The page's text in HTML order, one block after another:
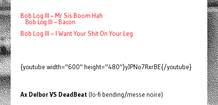
Bob Log III – Mr Sis Boom Hah
Bob Log III – Bacon
Bob Log III – I Want Your Shit On Your Leg
{youtube width="600" height="480"}yJPNo7RxrBE{/youtube}
Ax Delbor VS DeadBeat (lo-fi bending/messe noire)